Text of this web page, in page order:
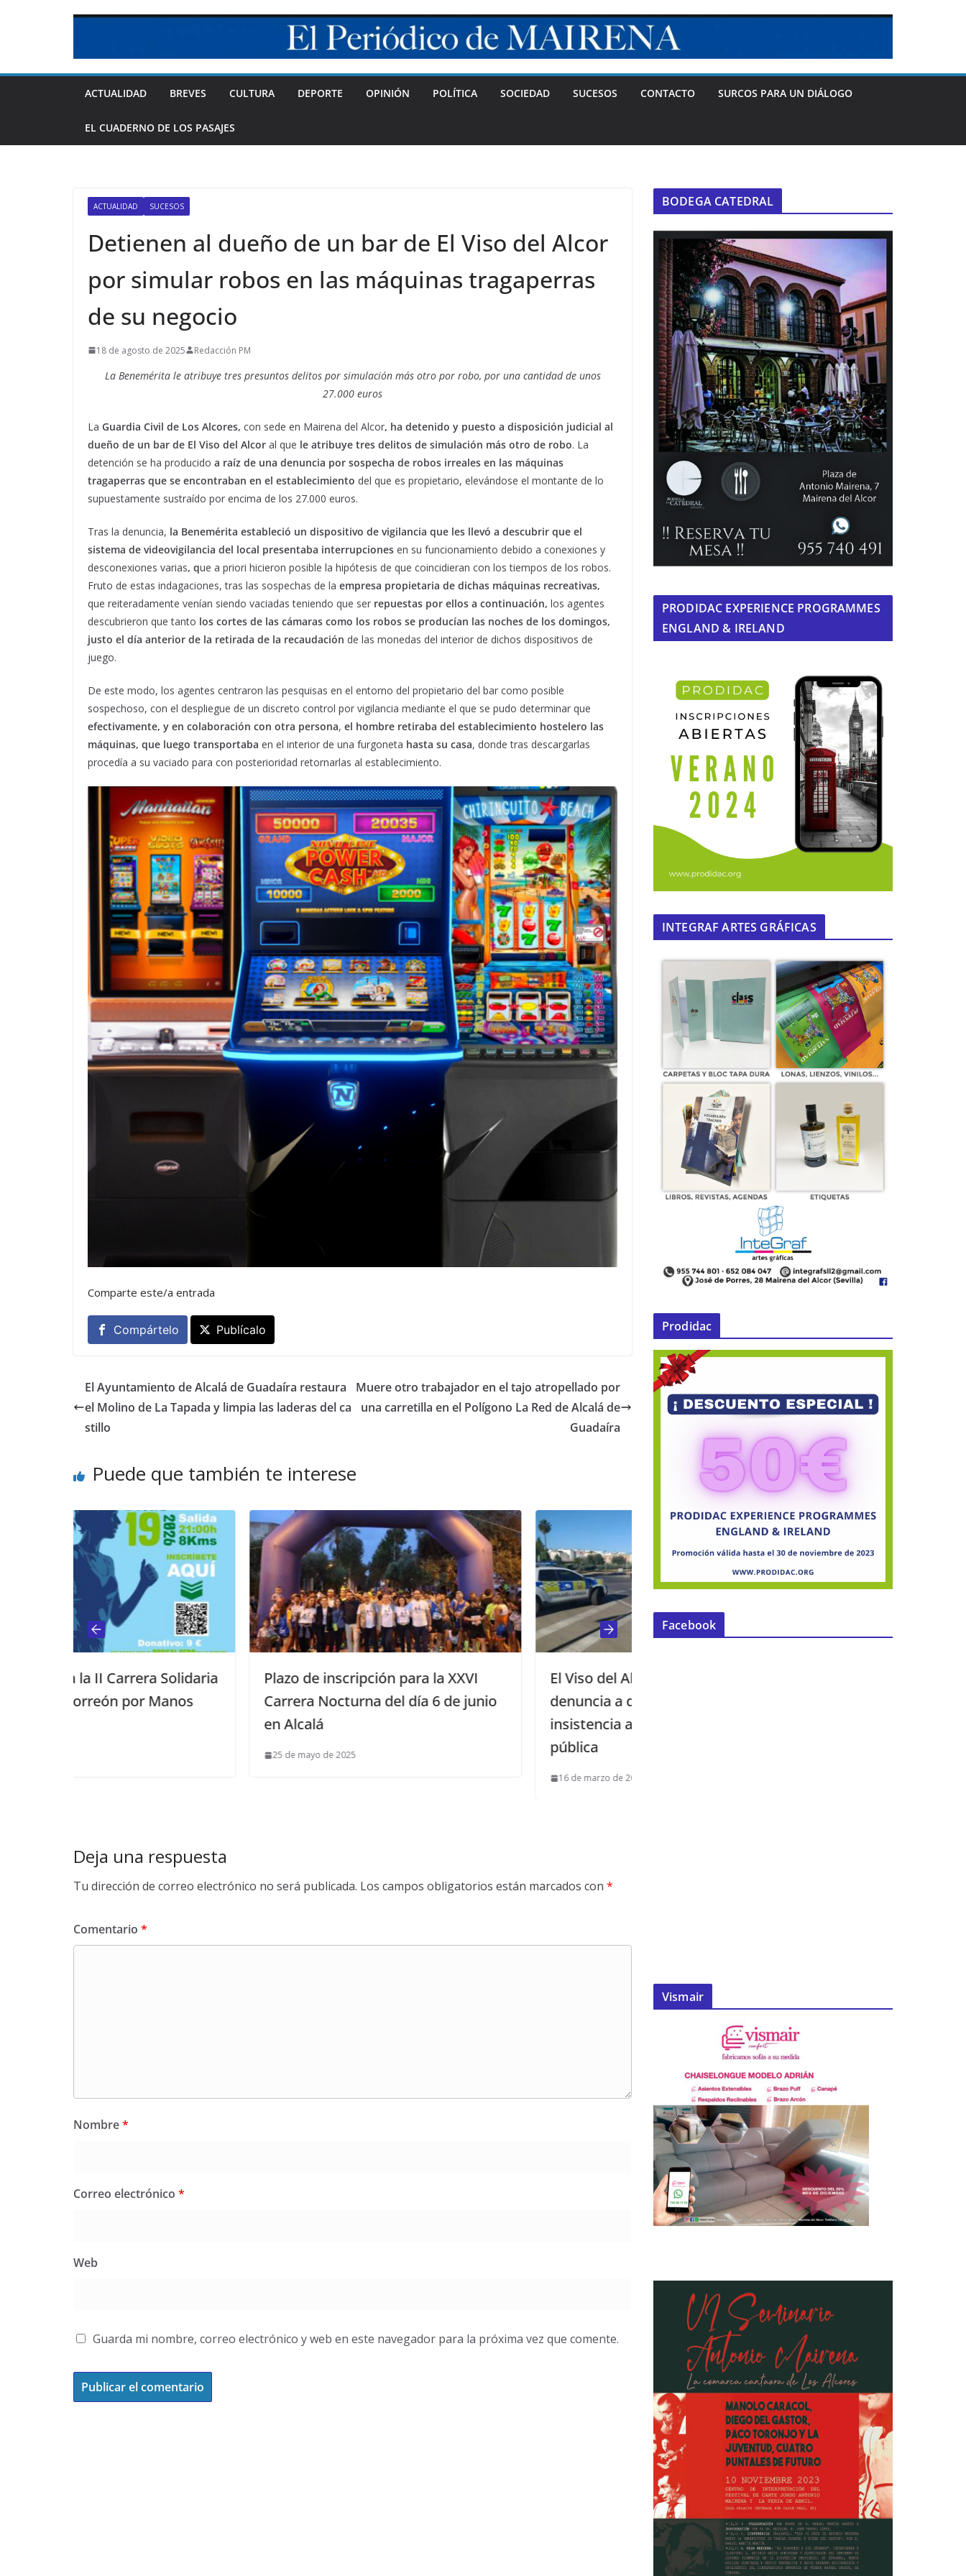
ACTUALIDAD BREVES CULTURA DEPORTE OPINIÓN POLÍTICA SOCIEDAD SUCESOS CONTACTO SURCOS PARA UN DIÁLOGO
EL CUADERNO DE LOS PASAJES
ACTUALIDAD SUCESOS
Detienen al dueño de un bar de El Viso del Alcor
por simular robos en las máquinas tragaperras
de su negocio
18 de agosto de 2025 Redacción PM
La Benemérita le atribuye tres presuntos delitos por simulación más otro por robo, por una cantidad de unos
27.000 euros
La Guardia Civil de Los Alcores, con sede en Mairena del Alcor, ha detenido y puesto a disposición judicial al
dueño de un bar de El Viso del Alcor al que le atribuye tres delitos de simulación más otro de robo. La
detención se ha producido a raíz de una denuncia por sospecha de robos irreales en las máquinas
tragaperras que se encontraban en el establecimiento del que es propietario, elevándose el montante de lo
supuestamente sustraído por encima de los 27.000 euros.
Tras la denuncia, la Benemérita estableció un dispositivo de vigilancia que les llevó a descubrir que el
sistema de videovigilancia del local presentaba interrupciones en su funcionamiento debido a conexiones y
desconexiones varias, que a priori hicieron posible la hipótesis de que coincidieran con los tiempos de los robos.
Fruto de estas indagaciones, tras las sospechas de la empresa propietaria de dichas máquinas recreativas,
que reiteradamente venían siendo vaciadas teniendo que ser repuestas por ellos a continuación, los agentes
descubrieron que tanto los cortes de las cámaras como los robos se producían las noches de los domingos,
justo el día anterior de la retirada de la recaudación de las monedas del interior de dichos dispositivos de
juego.
De este modo, los agentes centraron las pesquisas en el entorno del propietario del bar como posible
sospechoso, con el despliegue de un discreto control por vigilancia mediante el que se pudo determinar que
efectivamente, y en colaboración con otra persona, el hombre retiraba del establecimiento hostelero las
máquinas, que luego transportaba en el interior de una furgoneta hasta su casa, donde tras descargarlas
procedía a su vaciado para con posterioridad retornarlas al establecimiento.
Comparte este/a entrada
Compártelo Publícalo
El Ayuntamiento de Alcalá de Guadaíra restaura
el Molino de La Tapada y limpia las laderas del ca
stillo
Muere otro trabajador en el tajo atropellado por
una carretilla en el Polígono La Red de Alcalá de
Guadaíra
Puede que también te interese
Plazo de inscripción para la XXVI
Carrera Nocturna del día 6 de junio
El Viso del Alcor: la Policía Local
denuncia a dos varones por su
insistencia a permanecer en la vía
Deja una respuesta
Tu dirección de correo electrónico no será publicada. Los campos obligatorios están marcados con *
Comentario *
Nombre*
Correo electrónico *
Web
Guarda mi nombre, correo electrónico y web en este navegador para la próxima vez que comente.
BODEGA CATEDRAL
PRODIDAC EXPERIENCE PROGRAMMES
ENGLAND & IRELAND
INTEGRAF ARTES GRÁFICAS
Prodidac
Facebook
Vismair